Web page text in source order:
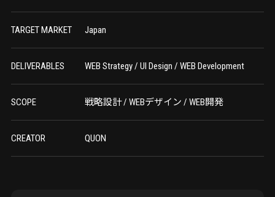
TARGET MARKET Japan
DELIVERABLES WEB Strategy / UI Design / WEB Development
SCOPE 戦略設計 / WEBデザイン / WEB開発
CREATOR QUON